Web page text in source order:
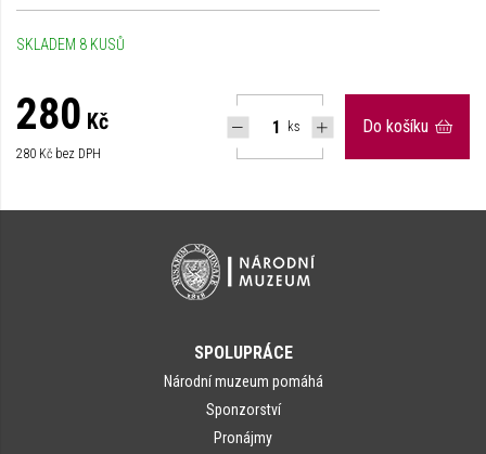
SKLADEM 8 KUSŮ
280 Kč
280 Kč bez DPH
ks Do košíku
SPOLUPRÁCE
Národní muzeum pomáhá
Sponzorství
Pronájmy